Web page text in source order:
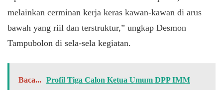
melainkan cerminan kerja keras kawan-kawan di arus
bawah yang riil dan terstruktur,” ungkap Desmon
Tampubolon di sela-sela kegiatan.
Baca... Profil Tiga Calon Ketua Umum DPP IMM